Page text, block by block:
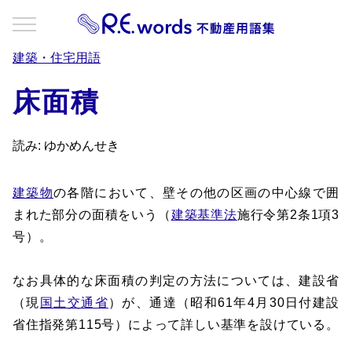
建築・住宅用語
床面積
読み: ゆかめんせき
建築物の各階において、壁その他の区画の中心線で囲
まれた部分の面積をいう（建築基準法施行令第2条1項3
号）。
なお具体的な床面積の判定の方法については、建設省
（現 国土交通省）が、通達（昭和61年4月30日付建設
省住指発第115号）によって詳しい基準を設けている。